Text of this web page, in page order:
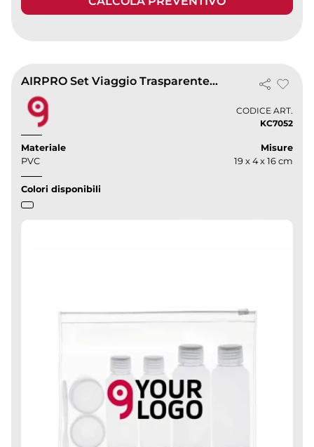
AIRPRO Set Viaggio Trasparente 4 Flaconi + 2 Porta Lenti PVC
CODICE ART.
KC7052
Materiale
PVC
Misure
19 x 4 x 16 cm
Colori disponibili